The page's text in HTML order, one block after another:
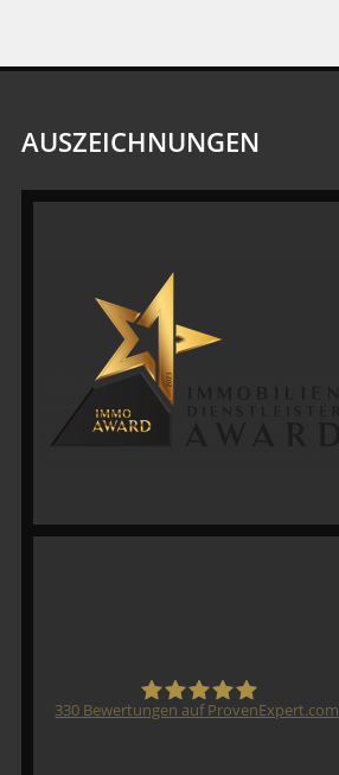
AUSZEICHNUNGEN
330 Bewertungen auf ProvenExpert.com